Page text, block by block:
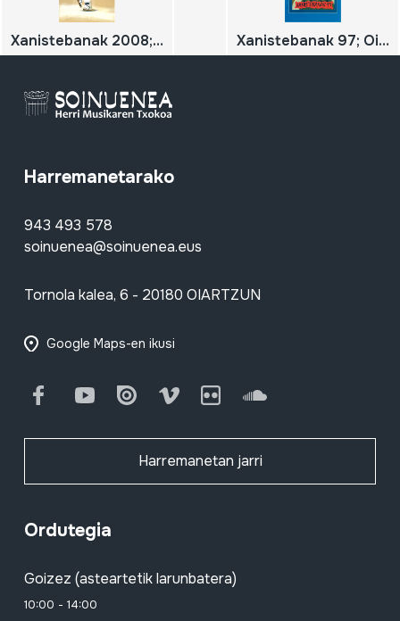
Xanistebanak 2008; Oiartzun 2008; Festa ekintzen egitaraua Xanistebanak 97; Oiartzun 97; Festa ekintzen egitaraua
Harremanetarako
943 493 578
soinuenea@soinuenea.eus
Tornola kalea, 6 - 20180 OIARTZUN
Google Maps-en ikusi
FacebookYoutube Issuu Vimeo Flickr SoundCloud
Harremanetan jarri
Ordutegia
Goizez (asteartetik larunbatera)
10:00 - 14:00